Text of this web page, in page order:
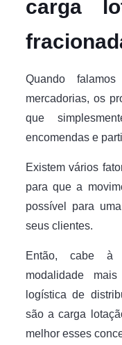
carga
Quando
mercadorias, os
que
encomendas e
Existem vários
para que a
possível para
seus clientes.
Então, cabe à
modalidade
logística de
são a carga
melhor esses